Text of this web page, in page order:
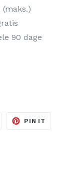
(maks.)
90 dage
PIN IT